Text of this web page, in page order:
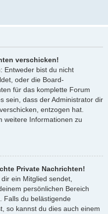
verschicken!
Entweder bist du nicht
oder die Board-
für das komplette Forum
sein, dass der Administrator dir
entzogen hat.
weitere Informationen zu
Private Nachrichten!
ein Mitglied sendet,
persönlichen Bereich
Falls du belästigende
so kannst du dies auch einem